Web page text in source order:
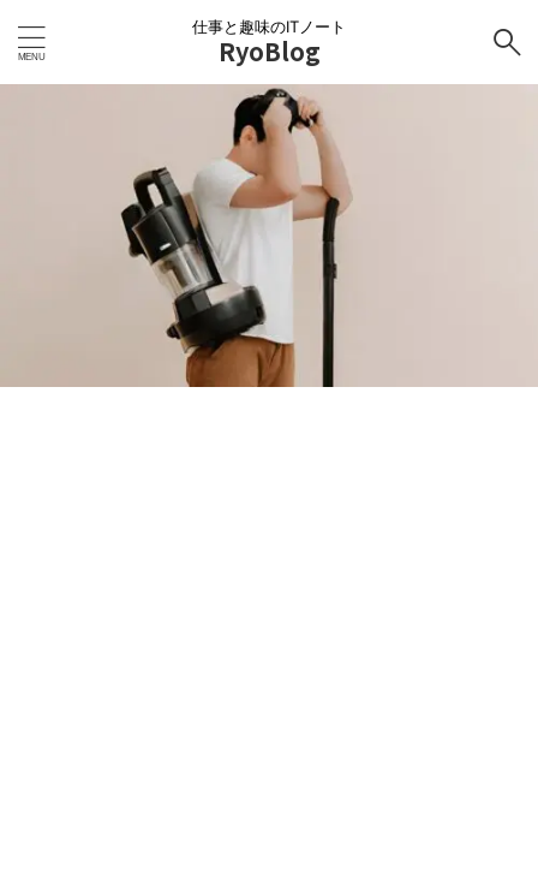
仕事と趣味のITノート
RyoBlog